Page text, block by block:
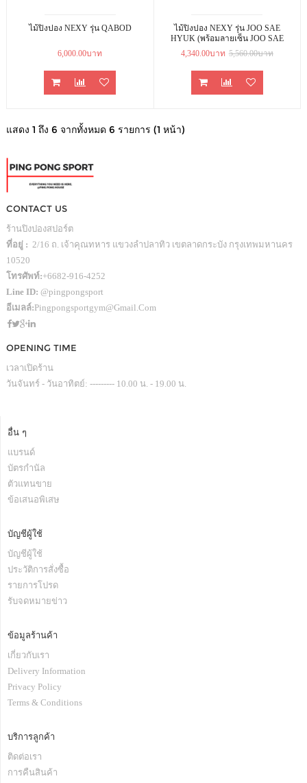
ไม้ปิงปอง NEXY รุ่น QABOD
6,000.00บาท
ไม้ปิงปอง NEXY รุ่น JOO SAE
HYUK (พร้อมลายเซ็น JOO SAE
HYUK)
4,340.00บาท 5,560.00บาท
แสดง 1 ถึง 6 จากทั้งหมด 6 รายการ (1 หน้า)
CONTACT US
ร้านปิงปองสปอร์ต
ที่อยู่ : 2/16 ถ. เจ้าคุณทหาร แขวงลำปลาทิว เขตลาดกระบัง กรุงเทพมหานคร
10520
โทรศัพท์:+6682-916-4252
Line ID: @pingpongsport
อีเมลล์:Pingpongsportgym@gmail.com
OPENING TIME
เวลาเปิดร้าน
วันจันทร์ - วันอาทิตย์: --------- 10.00 น. - 19.00 น.
อื่น ๆ
แบรนด์
บัตรกำนัล
ตัวแทนขาย
ข้อเสนอพิเสษ
บัญชีผู้ใช้
บัญชีผู้ใช้
ประวัติการสั่งซื้อ
รายการโปรด
รับจดหมายข่าว
ข้อมูลร้านค้า
เกี่ยวกับเรา
Delivery Information
Privacy Policy
Terms & Conditions
บริการลูกค้า
ติดต่อเรา
การคืนสินค้า